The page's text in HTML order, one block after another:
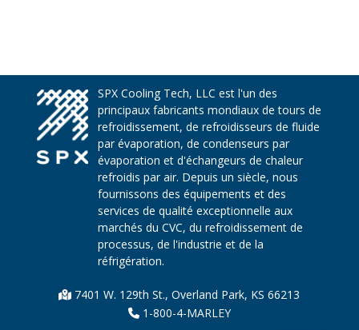
SPX Cooling Tech, LLC est l'un des
principaux fabricants mondiaux de tours de
refroidissement, de refroidisseurs de fluide
par évaporation, de condenseurs par
évaporation et d'échangeurs de chaleur
refroidis par air. Depuis un siècle, nous
fournissons des équipements et des
services de qualité exceptionnelle aux
marchés du CVC, du refroidissement de
processus, de l'industrie et de la
réfrigération.
7401 W. 129th St., Overland Park, KS 66213
1-800-4-MARLEY